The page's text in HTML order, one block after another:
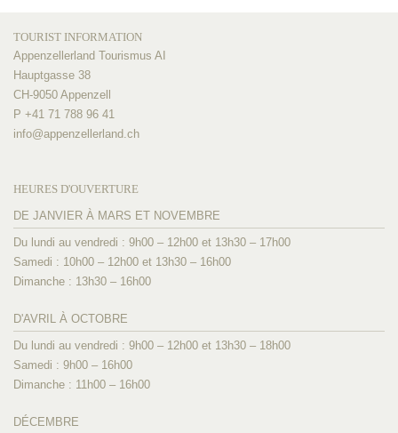
TOURIST INFORMATION
Appenzellerland Tourismus AI
Hauptgasse 38
CH-9050 Appenzell
P +41 71 788 96 41
info@appenzellerland.ch
HEURES D'OUVERTURE
DE JANVIER À MARS ET NOVEMBRE
Du lundi au vendredi : 9h00 – 12h00 et 13h30 – 17h00
Samedi : 10h00 – 12h00 et 13h30 – 16h00
Dimanche : 13h30 – 16h00
D'AVRIL À OCTOBRE
Du lundi au vendredi : 9h00 – 12h00 et 13h30 – 18h00
Samedi : 9h00 – 16h00
Dimanche : 11h00 – 16h00
DÉCEMBRE